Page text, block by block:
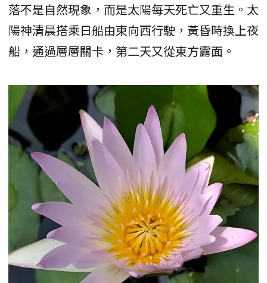
落不是自然現象，而是太陽每天死亡又重生。太
陽神清晨搭乘日船由東向西行駛，黃昏時換上夜
船，通過層層關卡，第二天又從東方露面。